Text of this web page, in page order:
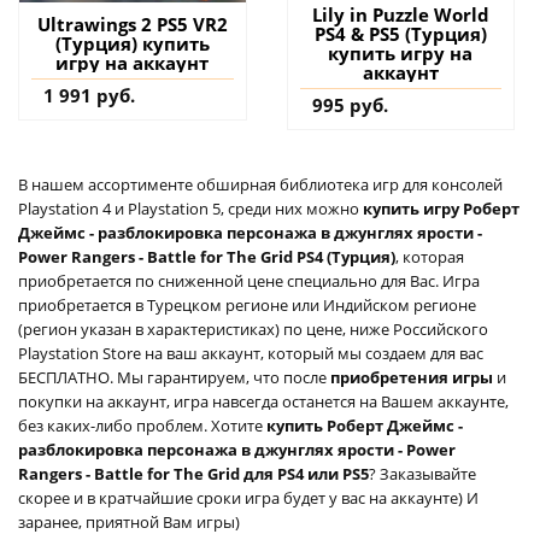
Ultrawings 2 PS5 VR2
(Турция) купить
игру на аккаунт
1 991 руб.
Lily in Puzzle World
PS4 & PS5 (Турция)
купить игру на
аккаунт
995 руб.
В нашем ассортименте обширная библиотека игр для консолей
Playstation 4 и Playstation 5, среди них можно купить игру Роберт
Джеймс - разблокировка персонажа в джунглях ярости -
Power Rangers - Battle for The Grid PS4 (Турция), которая
приобретается по сниженной цене специально для Вас. Игра
приобретается в Турецком регионе или Индийском регионе
(регион указан в характеристиках) по цене, ниже Российского
Playstation Store на ваш аккаунт, который мы создаем для вас
БЕСПЛАТНО. Мы гарантируем, что после приобретения игры и
покупки на аккаунт, игра навсегда останется на Вашем аккаунте,
без каких-либо проблем. Хотите купить Роберт Джеймс -
разблокировка персонажа в джунглях ярости - Power
Rangers - Battle for The Grid для PS4 или PS5? Заказывайте
скорее и в кратчайшие сроки игра будет у вас на аккаунте) И
заранее, приятной Вам игры)